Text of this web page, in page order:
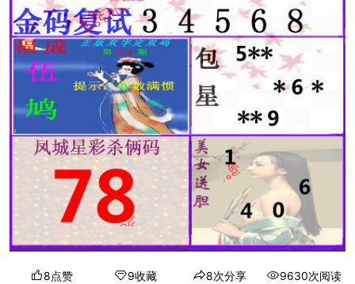
8点赞 9收藏 8次分享 9630次阅读